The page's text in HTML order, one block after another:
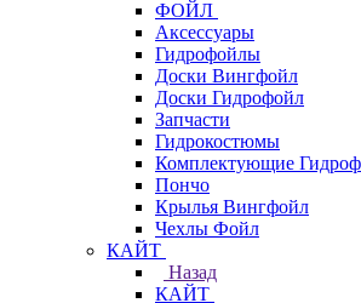
ФОЙЛ
Аксессуары
Гидрофойлы
Доски Вингфойл
Доски Гидрофойл
Запчасти
Гидрокостюмы
Комплектующие
Пончо
Крылья Вингфойл
Чехлы Фойл
КАЙТ
Назад
КАЙТ